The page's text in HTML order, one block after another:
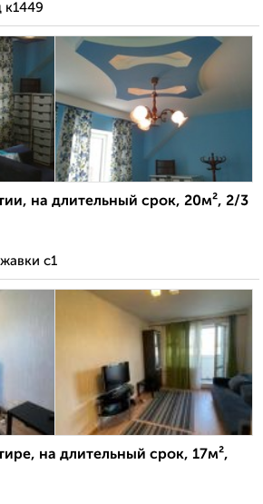
к1449
на длительный срок, 20м², 2/3
с1
на длительный срок, 17м²,